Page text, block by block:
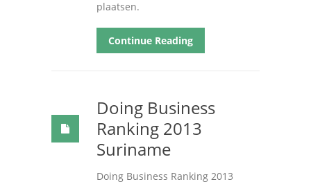
plaatsen.
Continue Reading
Doing Business
Ranking 2013
Suriname
Doing Business Ranking 2013